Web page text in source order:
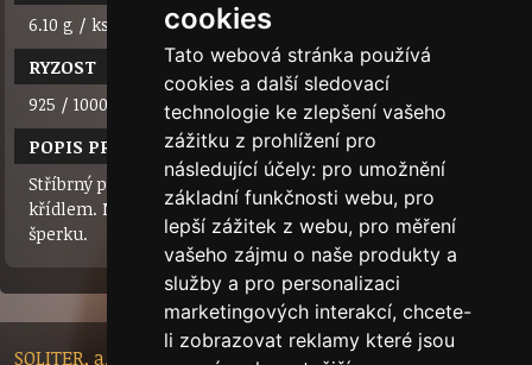
cookies
Tato webová stránka používá
cookies a další sledovací
technologie ke zlepšení vašeho
zážitku z prohlížení pro
následující účely: pro umožnění
základní funkčnosti webu, pro
lepší zážitek z webu, pro měření
vašeho zájmu o naše produkty a
služby a pro personalizaci
marketingových interakcí, chcete-
li zobrazovat reklamy které jsou
6.10 g / ks
RYZOST
925 / 1000
POPIS PRODUKTU
Stříbrný přívěsek velký motýl (35mm). Řetízek se provléká
křídlem. Moderní hravý šperk. Řetízek není součástí
šperku.
SOLITER, a.s. - Nádražní 148/10, 46601 Jablonec nad Nisou,